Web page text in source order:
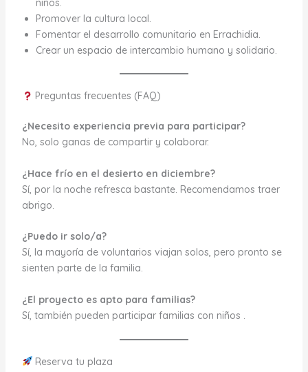
niños.
Promover la cultura local.
Fomentar el desarrollo comunitario en Errachidia.
Crear un espacio de intercambio humano y solidario.
Preguntas frecuentes (FAQ)
¿Necesito experiencia previa para participar?
No, solo ganas de compartir y colaborar.
¿Hace frío en el desierto en diciembre?
Sí, por la noche refresca bastante. Recomendamos traer
abrigo.
¿Puedo ir solo/a?
Sí, la mayoría de voluntarios viajan solos, pero pronto se
sienten parte de la familia.
¿El proyecto es apto para familias?
Sí, también pueden participar familias con niños .
Reserva tu plaza